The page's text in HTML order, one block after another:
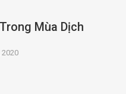
Mùa Dịch
2020